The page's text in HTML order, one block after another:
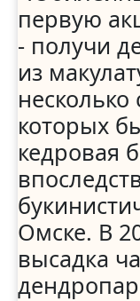
первую
- получи
из
несколько
которых
кедровая
Омске. В
высадка